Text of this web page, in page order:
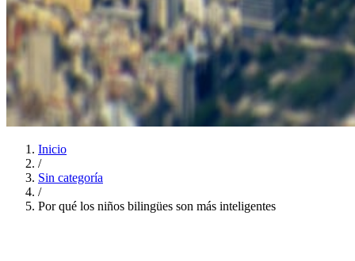
Inicio
/
Sin categoría
/
Por qué los niños bilingües son más inteligentes